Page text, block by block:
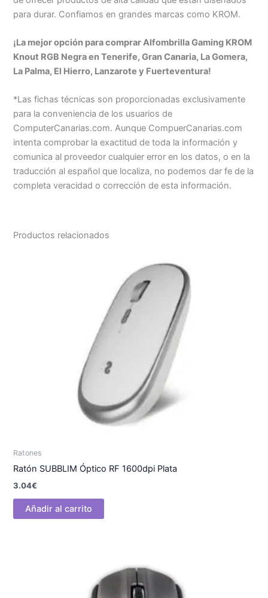
para durar. Confiamos en grandes marcas como KROM.
¡La mejor opción para comprar Alfombrilla Gaming KROM
Knout RGB Negra en Tenerife, Gran Canaria, La Gomera,
La Palma, El Hierro, Lanzarote y Fuerteventura!
*Las fichas técnicas son proporcionadas exclusivamente
para la conveniencia de los usuarios de
ComputerCanarias.com. Aunque CompuerCanarias.com
intenta comprobar la exactitud de toda la información y
comunica al proveedor cualquier error en los datos, o en la
traducción al español que localiza, no podemos dar fe de la
completa veracidad o corrección de esta información.
Productos relacionados
Ratones
Ratón SUBBLIM Óptico RF 1600dpi Plata
3.04€
Añadir al carrito